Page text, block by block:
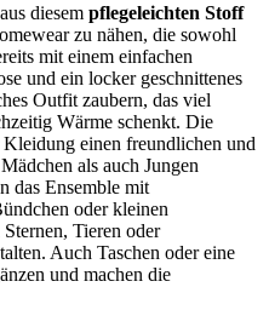
diesem pflegeleichten Stoff
zu nähen, die sowohl
mit einem einfachen
und ein locker geschnittenes
Outfit zaubern, das viel
Wärme schenkt. Die
einen freundlichen und
als auch Jungen
das Ensemble mit
oder kleinen
Tieren oder
Auch Taschen oder eine
und machen die